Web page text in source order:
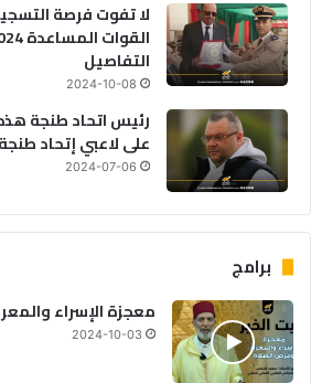
لا تفوت فرصة
التفاصيل
2024-10-08
رئيس اتحاد طنجة
على لاعبي إتحاد طنجة
2024-07-06
برامج
معجزة الإسراء
2024-10-03